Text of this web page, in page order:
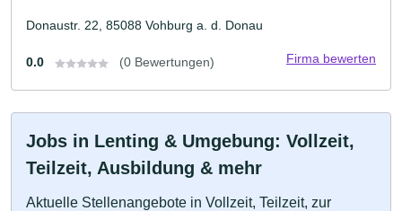
Donaustr. 22, 85088 Vohburg a. d. Donau
0.0 (0 Bewertungen) Firma bewerten
Jobs in Lenting & Umgebung: Vollzeit,
Teilzeit, Ausbildung & mehr
Aktuelle Stellenangebote in Vollzeit, Teilzeit, zur